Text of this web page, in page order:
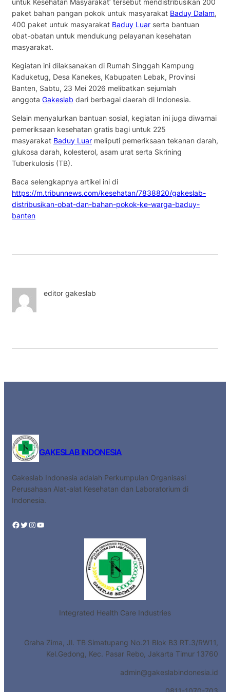
untuk Kesehatan Masyarakat’ tersebut mendistribusikan 200
paket bahan pangan pokok untuk masyarakat Baduy Dalam,
400 paket untuk masyarakat Baduy Luar serta bantuan
obat-obatan untuk mendukung pelayanan kesehatan
masyarakat.
Kegiatan ini dilaksanakan di Rumah Singgah Kampung
Kaduketug, Desa Kanekes, Kabupaten Lebak, Provinsi
Banten, Sabtu, 23 Mei 2026 melibatkan sejumlah
anggota Gakeslab dari berbagai daerah di Indonesia.
Selain menyalurkan bantuan sosial, kegiatan ini juga diwarnai
pemeriksaan kesehatan gratis bagi untuk 225
masyarakat Baduy Luar meliputi pemeriksaan tekanan darah,
glukosa darah, kolesterol, asam urat serta Skrining
Tuberkulosis (TB).
Baca selengkapnya artikel ini di
https://m.tribunnews.com/kesehatan/7838820/gakeslab-
distribusikan-obat-dan-bahan-pokok-ke-warga-baduy-
banten
editor gakeslab
GAKESLAB INDONESIA
Gakeslab Indonesia adalah Perkumpulan Organisasi
Perusahaan Alat-alat Kesehatan dan Laboratorium di
Indonesia.
Facebook Twitter Instagram YouTube
Integrated Health Care Industries
Graha Zima, Jl. TB Simatupang No.21 Blok B3 RT.3/RW11,
Kel.Gedong, Kec. Pasar Rebo, Jakarta Timur 13760
admin@gakeslabindonesia.id